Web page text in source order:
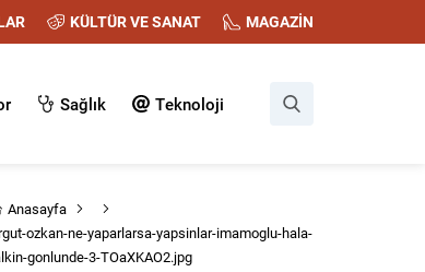
KÜLTÜR VE SANAT MAGAZİN
Sağlık Teknoloji
Anasayfa
ozkan-ne-yaparlarsa-yapsinlar-imamoglu-hala-
gonlunde-3-TOaXKAO2.jpg